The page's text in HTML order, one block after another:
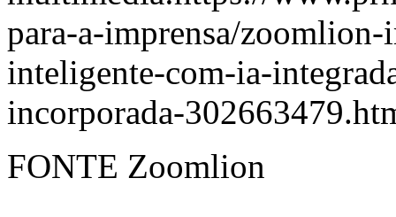
para-a-imprensa/
inteligente-com-ia-
incorporada-
FONTE Zoomlion